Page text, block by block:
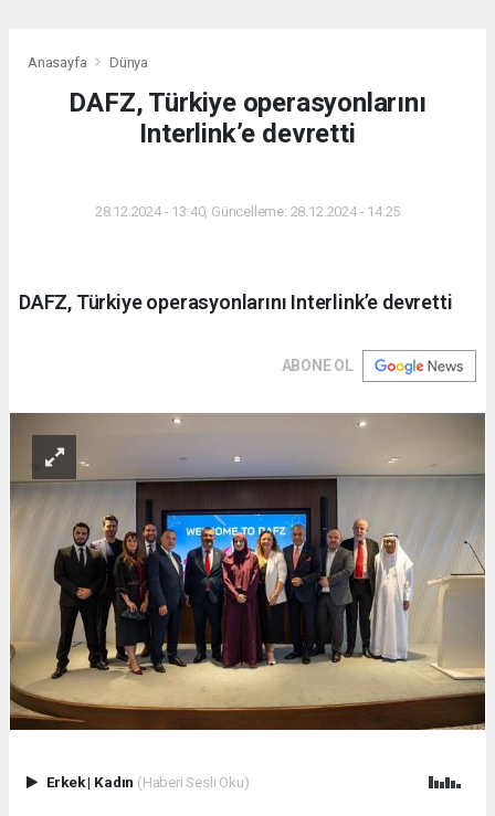
Anasayfa Dünya
DAFZ, Türkiye operasyonlarını
Interlink’e devretti
28.12.2024 - 13:40, Güncelleme: 28.12.2024 - 14:25
DAFZ, Türkiye operasyonlarını Interlink’e devretti
ABONE OL
Erkek| Kadın (Haberi Sesli Oku)